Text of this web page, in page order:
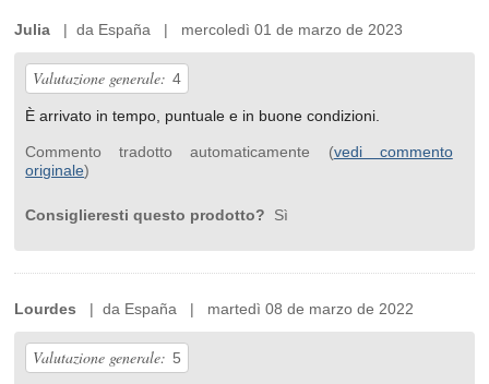
Julia | da España | mercoledì 01 de marzo de 2023
Valutazione generale: 4
È arrivato in tempo, puntuale e in buone condizioni.
Commento tradotto automaticamente (vedi commento
originale)
Consiglieresti questo prodotto? Sì
Lourdes | da España | martedì 08 de marzo de 2022
Valutazione generale: 5